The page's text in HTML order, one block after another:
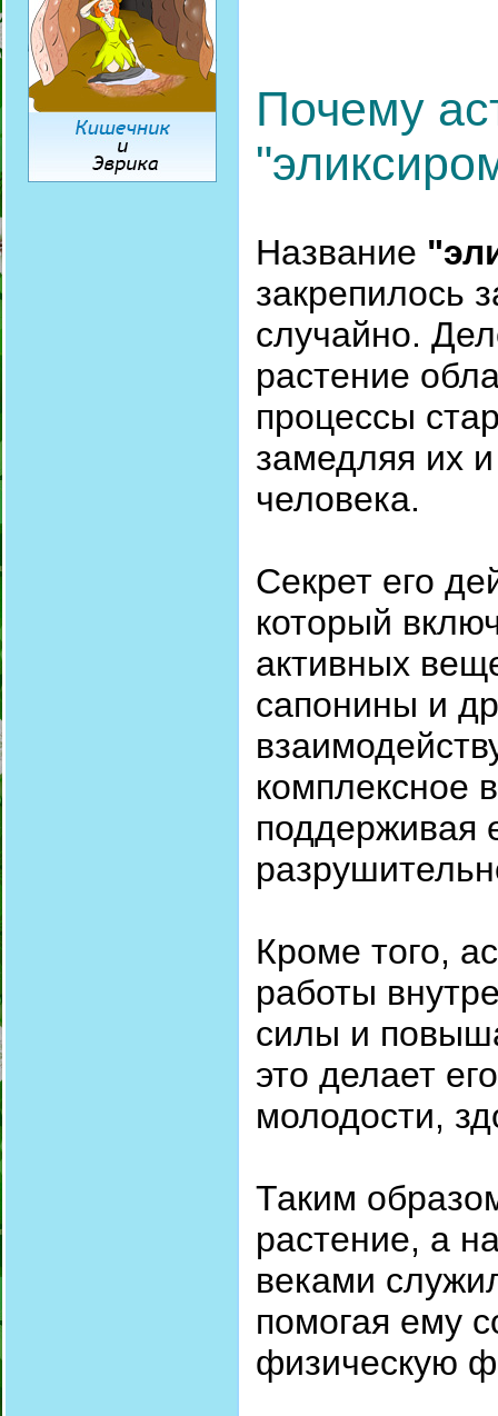
Почему
Название
закрепилось
случайно.
растение
процессы
замедляя их
человека.
Секрет его
который
активных
сапонины и
комплексное
поддерживая
Кроме того,
работы
силы и
это делает
молодости,
Таким
растение, а
веками
помогая ему
физическую